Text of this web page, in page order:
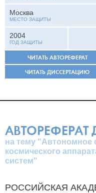
Москва
МЕСТО ЗАЩИТЫ
2004
ГОД ЗАЩИТЫ
ЧИТАТЬ АВТОРЕФЕРАТ
ЧИТАТЬ ДИССЕРТАЦИЮ
АВТОРЕФЕРАТ
на тему "Автономное
космического
систем"
РОССИЙСКАЯ